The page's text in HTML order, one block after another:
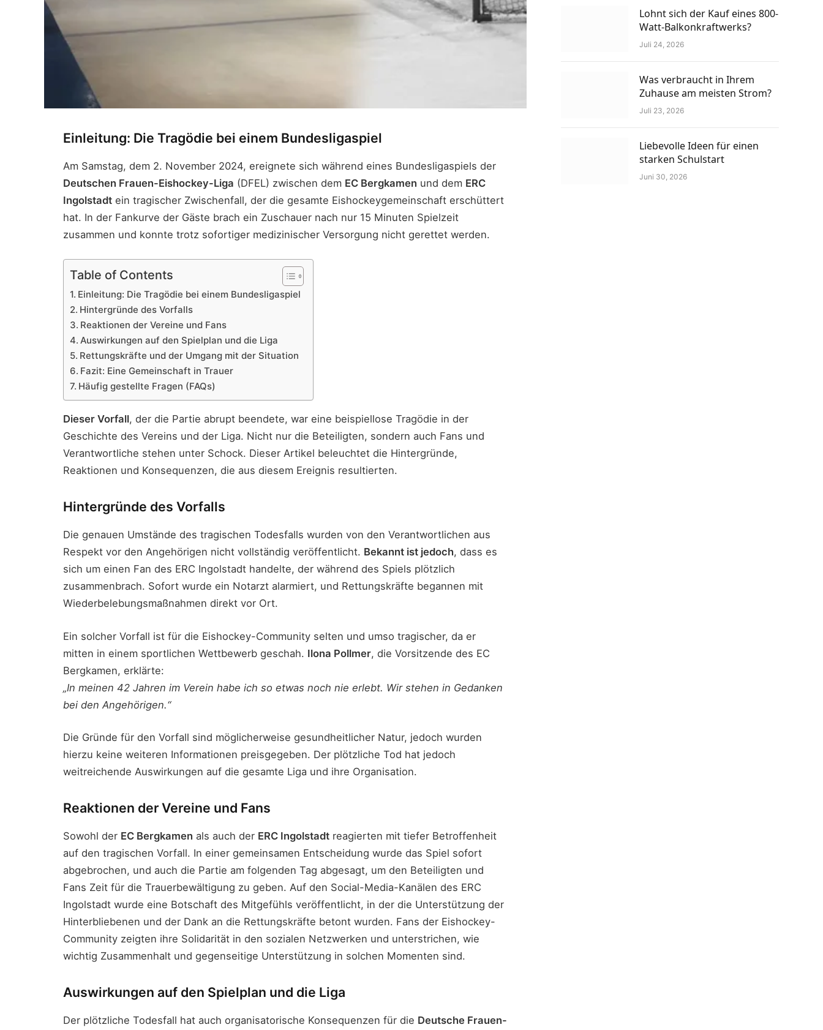
Einleitung: Die Tragödie bei einem Bundesligaspiel
Am Samstag, dem 2. November 2024, ereignete sich während eines Bundesligaspiels der
Deutschen Frauen-Eishockey-Liga (DFEL) zwischen dem EC Bergkamen und dem ERC
Ingolstadt ein tragischer Zwischenfall, der die gesamte Eishockeygemeinschaft erschüttert
hat. In der Fankurve der Gäste brach ein Zuschauer nach nur 15 Minuten Spielzeit
zusammen und konnte trotz sofortiger medizinischer Versorgung nicht gerettet werden.
Table of Contents
Einleitung: Die Tragödie bei einem Bundesligaspiel
Hintergründe des Vorfalls
Reaktionen der Vereine und Fans
Auswirkungen auf den Spielplan und die Liga
Rettungskräfte und der Umgang mit der Situation
Fazit: Eine Gemeinschaft in Trauer
Häufig gestellte Fragen (FAQs)
Dieser Vorfall, der die Partie abrupt beendete, war eine beispiellose Tragödie in der
Geschichte des Vereins und der Liga. Nicht nur die Beteiligten, sondern auch Fans und
Verantwortliche stehen unter Schock. Dieser Artikel beleuchtet die Hintergründe,
Reaktionen und Konsequenzen, die aus diesem Ereignis resultierten.
Hintergründe des Vorfalls
Die genauen Umstände des tragischen Todesfalls wurden von den Verantwortlichen aus
Respekt vor den Angehörigen nicht vollständig veröffentlicht. Bekannt ist jedoch, dass es
sich um einen Fan des ERC Ingolstadt handelte, der während des Spiels plötzlich
zusammenbrach. Sofort wurde ein Notarzt alarmiert, und Rettungskräfte begannen mit
Wiederbelebungsmaßnahmen direkt vor Ort.
Ein solcher Vorfall ist für die Eishockey-Community selten und umso tragischer, da er
mitten in einem sportlichen Wettbewerb geschah. Ilona Pollmer, die Vorsitzende des EC
Bergkamen, erklärte:
„In meinen 42 Jahren im Verein habe ich so etwas noch nie erlebt. Wir stehen in Gedanken
bei den Angehörigen.“
Die Gründe für den Vorfall sind möglicherweise gesundheitlicher Natur, jedoch wurden
hierzu keine weiteren Informationen preisgegeben. Der plötzliche Tod hat jedoch
weitreichende Auswirkungen auf die gesamte Liga und ihre Organisation.
Reaktionen der Vereine und Fans
Sowohl der EC Bergkamen als auch der ERC Ingolstadt reagierten mit tiefer Betroffenheit
auf den tragischen Vorfall. In einer gemeinsamen Entscheidung wurde das Spiel sofort
abgebrochen, und auch die Partie am folgenden Tag abgesagt, um den Beteiligten und
Fans Zeit für die Trauerbewältigung zu geben. Auf den Social-Media-Kanälen des ERC
Ingolstadt wurde eine Botschaft des Mitgefühls veröffentlicht, in der die Unterstützung der
Hinterbliebenen und der Dank an die Rettungskräfte betont wurden. Fans der Eishockey-
Community zeigten ihre Solidarität in den sozialen Netzwerken und unterstrichen, wie
wichtig Zusammenhalt und gegenseitige Unterstützung in solchen Momenten sind.
Auswirkungen auf den Spielplan und die Liga
Der plötzliche Todesfall hat auch organisatorische Konsequenzen für die Deutsche Frauen-
Lohnt sich der Kauf eines 800-
Watt-Balkonkraftwerks?
Juli 24, 2026
Was verbraucht in Ihrem
Zuhause am meisten Strom?
Juli 23, 2026
Liebevolle Ideen für einen
starken Schulstart
Juni 30, 2026